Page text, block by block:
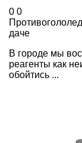
0 0
даче
В городе мы
реагенты как
обойтись ...